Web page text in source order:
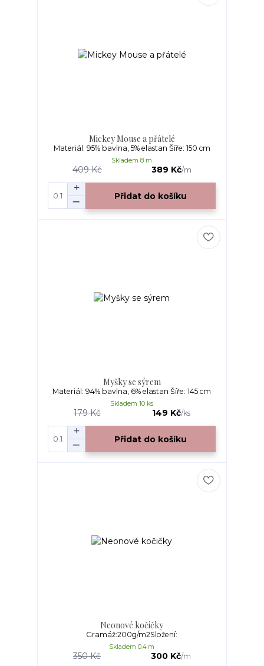
Mickey Mouse a přátelé
Materiál: 95% bavlna, 5% elastan Šíře: 150 cm
409 Kč 389 Kč/m
Skladem 8 m
Přidat do košíku
Myšky se sýrem
Materiál: 94% bavlna, 6% elastan Šíře: 145 cm
179 Kč 149 Kč/ks
Skladem 10 ks
Přidat do košíku
Neonové kočičky
Gramáž:200g/m2Složení:
350 Kč 300 Kč/m
Skladem 0.4 m